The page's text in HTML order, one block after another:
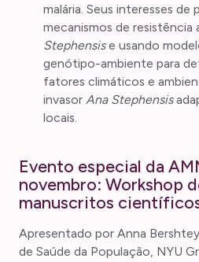
malária. Seus interesses de
mecanismos de resistência
Stephensise usando
genótipo-ambiente para
fatores climáticos e
invasor Ana Stephensis
locais.
Evento especial da
novembro: Workshop
manuscritos
Apresentado por Anna
de Saúde da População, NYU